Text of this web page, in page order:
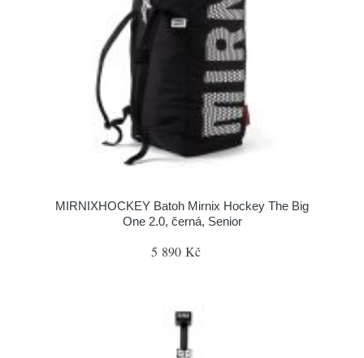
MIRNIXHOCKEY Batoh Mirnix Hockey The Big
One 2.0, černá, Senior
5 890 Kč